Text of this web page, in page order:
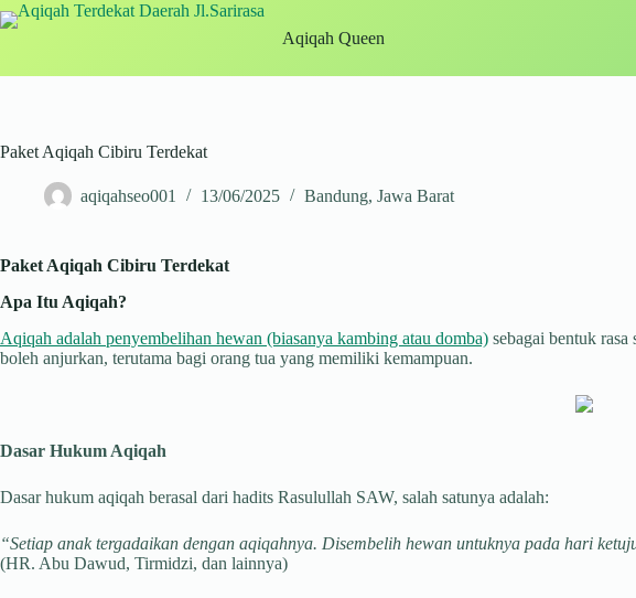
Skip
to
Aqiqah Queen
Paket Aqiqah Cibiru Terdekat
aqiqahseo001 13/06/2025 Bandung, Jawa Barat
Paket Aqiqah Cibiru Terdekat
Apa Itu Aqiqah?
Aqiqah adalah penyembelihan hewan (biasanya kambing atau domba) sebagai bentuk
boleh anjurkan, terutama bagi orang tua yang memiliki kemampuan.
Dasar Hukum Aqiqah
Dasar hukum aqiqah berasal dari hadits Rasulullah SAW, salah satunya adalah:
“Setiap anak tergadaikan dengan aqiqahnya. Disembelih hewan untuknya pada hari
(HR. Abu Dawud, Tirmidzi, dan lainnya)